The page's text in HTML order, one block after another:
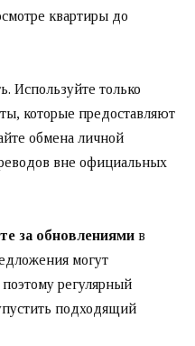
квартиры до
Используйте только
которые предоставляют
обмена личной
вне официальных
за обновлениями в
могут
поэтому регулярный
подходящий